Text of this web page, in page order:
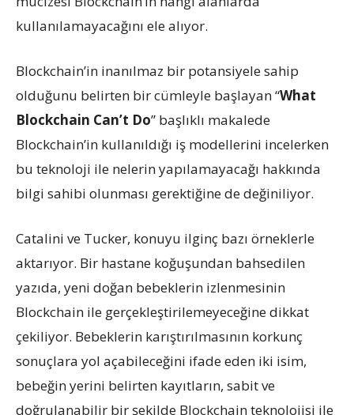
kullanılamayacağını ele alıyor.
Blockchain’in inanılmaz bir potansiyele sahip
olduğunu belirten bir cümleyle başlayan “What
Blockchain Can’t Do” başlıklı makalede
Blockchain’in kullanıldığı iş modellerini incelerken
bu teknoloji ile nelerin yapılamayacağı hakkında
bilgi sahibi olunması gerektiğine de değiniliyor.
Catalini ve Tucker, konuyu ilginç bazı örneklerle
aktarıyor. Bir hastane koğuşundan bahsedilen
yazıda, yeni doğan bebeklerin izlenmesinin
Blockchain ile gerçekleştirilemeyeceğine dikkat
çekiliyor. Bebeklerin karıştırılmasının korkunç
sonuçlara yol açabileceğini ifade eden iki isim,
bebeğin yerini belirten kayıtların, sabit ve
doğrulanabilir bir şekilde Blockchain teknolojisi ile